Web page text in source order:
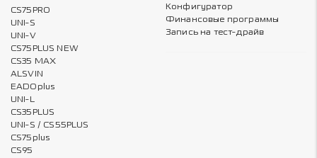
CS75PRO
UNI-S
UNI-V
CS75PLUS NEW
CS35 MAX
ALSVIN
EADOplus
UNI-L
CS35PLUS
UNI-S / CS55PLUS
CS75plus
CS95
Конфигуратор
Финансовые программы
Запись на тест-драйв